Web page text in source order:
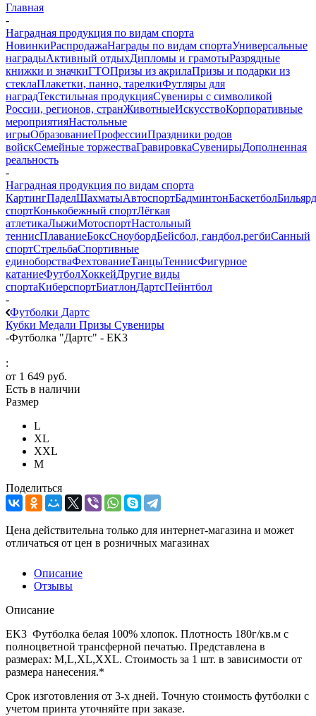
Главная
-
Наградная продукция по видам спорта
НовинкиРаспродажаНаграды по видам спортаУниверсальные
наградыАктивный отдыхДипломы и грамотыРазрядные
книжки и значкиГТОПризы из акрилаПризы и подарки из
стеклаПлакетки, панно, тарелкиФутляры для
наградТекстильная продукцияСувениры с символикой
России, регионов, странЖивотныеИскусствоКорпоративные
мероприятияНастольные
игрыОбразованиеПрофессииПраздники родов
войскСемейные торжестваГравировкаСувенирыДополненная
реальность
-
Наградная продукция по видам спорта
КартингПаделШахматыАвтоспортБадминтонБаскетболБильярд
спортКонькобежный спортЛёгкая
атлетикаЛыжиМотоспортНастольный
теннисПлаваниеБоксСноубордБейсбол, гандбол,регбиСанный
спортСтрельбаСпортивные
единоборстваФехтованиеТанцыТеннисФигурное
катаниеФутболХоккейДругие виды
спортаКиберспортБиатлонДартсПейнтбол
-
Футболки Дартс
Кубки Медали Призы Сувениры
-Футболка "Дартс" - EK3
:
от 1 649 руб.
Есть в наличии
Размер
L
XL
XXL
М
Поделиться
Цена действительна только для интернет-магазина и может
отличаться от цен в розничных магазинах
Описание
Отзывы
Описание
EK3 Футболка белая 100% хлопок. Плотность 180г/кв.м с
полноцветной трансферной печатью. Представлена в
размерах: M,L,XL,XXL. Стоимость за 1 шт. в зависимости от
размера нанесения.*
Срок изготовления от 3-х дней. Точную стоимость футболки с
учетом принта уточняйте при заказе.